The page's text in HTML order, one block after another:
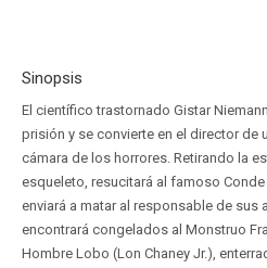
Sinopsis
El científico trastornado Gistar
prisión y se convierte en el director de
cámara de los horrores. Retirando la
esqueleto, resucitará al famoso
enviará a matar al responsable de sus
encontrará congelados al Monstruo
Hombre Lobo (Lon Chaney Jr.),